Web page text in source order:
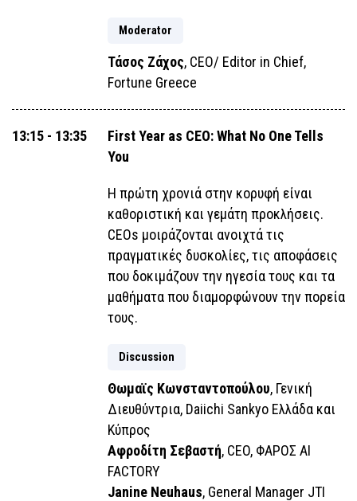
Moderator
Τάσος Ζάχος, CEO/ Editor in Chief,
Fortune Greece
13:15 - 13:35
First Year as CEO: What No One Tells
You
Η πρώτη χρονιά στην κορυφή είναι
καθοριστική και γεμάτη προκλήσεις.
CEOs μοιράζονται ανοιχτά τις
πραγματικές δυσκολίες, τις αποφάσεις
που δοκιμάζουν την ηγεσία τους και τα
μαθήματα που διαμορφώνουν την πορεία
τους.
Discussion
Θωμαϊς Κωνσταντοπούλου, Γενική
Διευθύντρια, Daiichi Sankyo Ελλάδα και
Κύπρος
Αφροδίτη Σεβαστή, CEO, ΦΑΡΟΣ AI
FACTORY
Janine Neuhaus, General Manager JTI